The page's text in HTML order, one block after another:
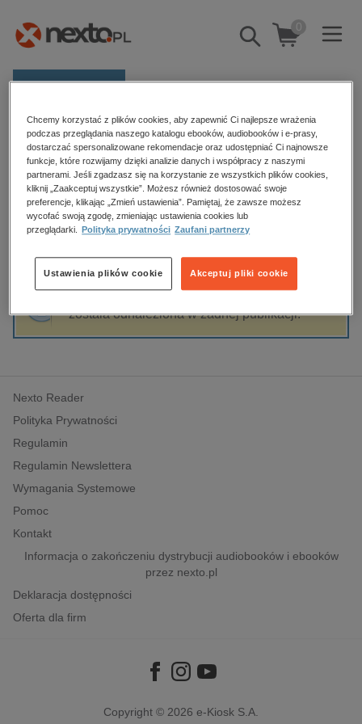
Pokaż/schowaj
wyszukiwarkę
0
E-prasa
Kategorie
Zobacz wszystkie E-prasa
budownictwo, aranżacja wnętrz
biznesowe, branżowe, gospodarka
edukacja
hobby, sport, rozrywka
komputery, internet, technologie, informatyka
polityka, społeczno-informacyjne
psychologiczne
inne
popularno-naukowe
historia
Strona główna Adam Bodnar prof. SWPS
Adam Bodnar prof. SWPS
Sortowanie Filtrowanie
została odnaleziona w żadnej publikacji.
Nexto Reader
Polityka Prywatności
Regulamin
Regulamin Newslettera
Wymagania Systemowe
Pomoc
Kontakt
Informacja o zakończeniu dystrybucji audiobooków i ebooków
przez nexto.pl
Deklaracja dostępności
Oferta dla firm
Copyright © 2026 e-Kiosk S.A.
Chcemy korzystać z plików cookies, aby zapewnić Ci najlepsze wrażenia
podczas przeglądania naszego katalogu ebooków, audiobooków i e-prasy,
dostarczać spersonalizowane rekomendacje oraz udostępniać Ci najnowsze
funkcje, które rozwijamy dzięki analizie danych i współpracy z naszymi
partnerami. Jeśli zgadzasz się na korzystanie ze wszystkich plików cookies,
kliknij „Zaakceptuj wszystkie”. Możesz również dostosować swoje
preferencje, klikając „Zmień ustawienia”. Pamiętaj, że zawsze możesz
wycofać swoją zgodę, zmieniając ustawienia cookies lub
przeglądarki.
Polityka prywatności Zaufani partnerzy
Akceptuj pliki cookie
Ustawienia plików cookie